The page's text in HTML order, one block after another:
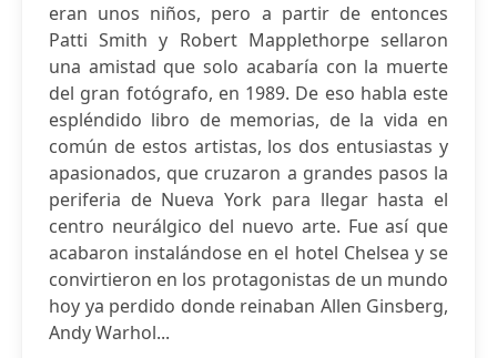
eran unos niños, pero a partir de entonces
Patti Smith y Robert Mapplethorpe sellaron
una amistad que solo acabaría con la muerte
del gran fotógrafo, en 1989. De eso habla este
espléndido libro de memorias, de la vida en
común de estos artistas, los dos entusiastas y
apasionados, que cruzaron a grandes pasos la
periferia de Nueva York para llegar hasta el
centro neurálgico del nuevo arte. Fue así que
acabaron instalándose en el hotel Chelsea y se
convirtieron en los protagonistas de un mundo
hoy ya perdido donde reinaban Allen Ginsberg,
Andy Warhol...